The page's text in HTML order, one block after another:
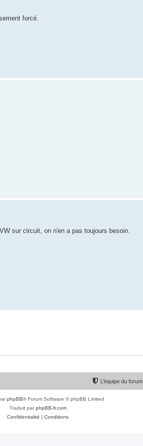
forcé.
sur circuit, on n'en a pas toujours besoin.
L’équipe du forum
phpBB® Forum Software © phpBB Limited
Traduit parphpBB-fr.com
Confidentialité
Conditions